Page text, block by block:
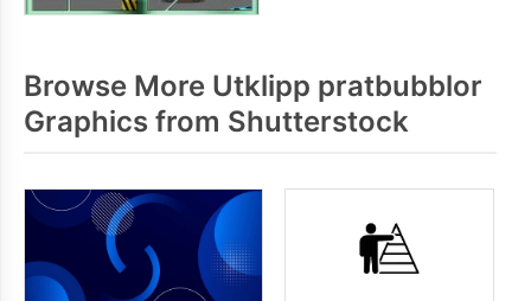
Browse More Utklipp pratbubblor
Graphics from Shutterstock